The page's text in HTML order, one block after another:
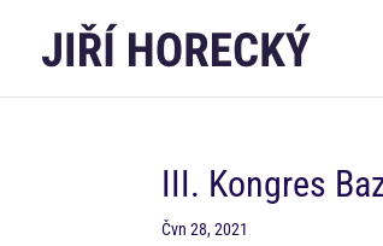
III. Kongres
Čvn 28, 2021